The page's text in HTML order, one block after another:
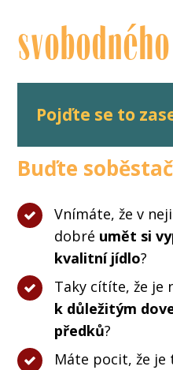
Pojďte se to
Buďte
Vnímáte, že v
dobré umět si
kvalitní jídlo?
Taky cítíte, že je
k důležitým
předků?
Máte pocit, že je